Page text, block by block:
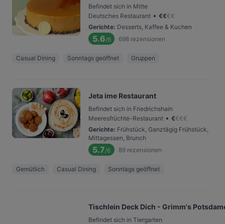
Befindet sich in Mitte
Deutsches Restaurant • €€€€
Gerichte: Desserts, Kaffee & Kuchen
5.6/6 698 rezensionen
Casual Dining Sonntags geöffnet Gruppen
Jeta ime Restaurant
Befindet sich in Friedrichshain
Meeresfrüchte-Restaurant • €€€€
Gerichte: Frühstück, Ganztägig Frühstück,
Mittagessen, Brunch
5.7/6 89 rezensionen
Gemütlich Casual Dining Sonntags geöffnet
Tischlein Deck Dich - Grimm's
Befindet sich in Tiergarten